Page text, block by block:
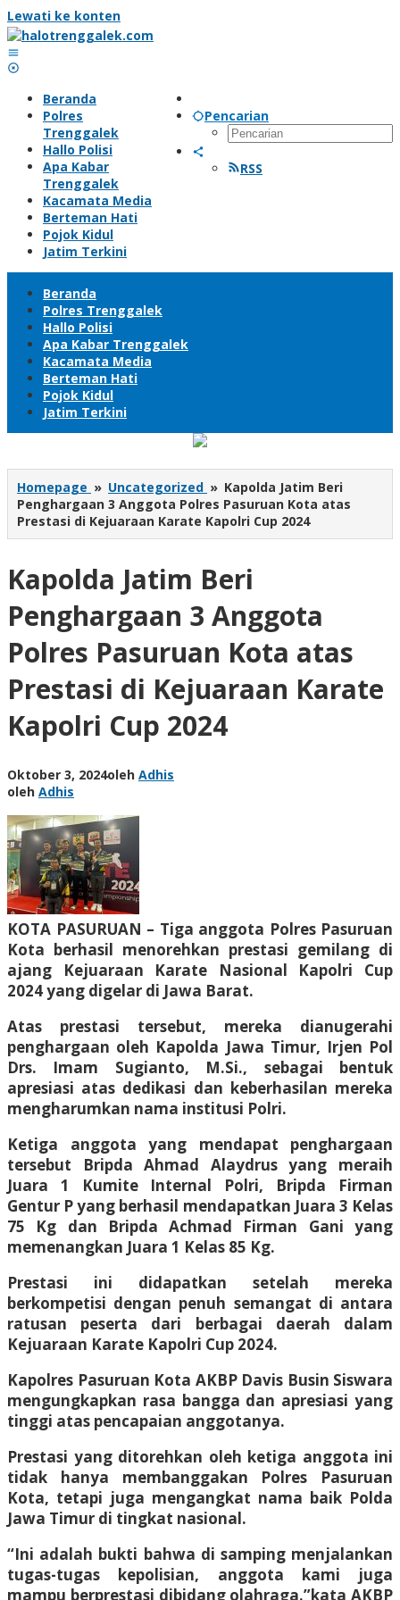
Lewati ke konten
Pencarian
RSS
Beranda
Polres
Trenggalek
Hallo Polisi
Apa Kabar
Trenggalek
Kacamata Media
Berteman Hati
Pojok Kidul
Jatim Terkini
Beranda
Polres Trenggalek
Hallo Polisi
Apa Kabar Trenggalek
Kacamata Media
Berteman Hati
Pojok Kidul
Jatim Terkini
Homepage » Uncategorized » Kapolda Jatim Beri
Penghargaan 3 Anggota Polres Pasuruan Kota atas
Prestasi di Kejuaraan Karate Kapolri Cup 2024
Kapolda Jatim Beri
Penghargaan 3 Anggota
Polres Pasuruan Kota atas
Prestasi di Kejuaraan Karate
Kapolri Cup 2024
Oktober 3, 2024oleh Adhis
oleh Adhis
KOTA PASURUAN – Tiga anggota Polres Pasuruan
Kota berhasil menorehkan prestasi gemilang di
ajang Kejuaraan Karate Nasional Kapolri Cup
2024 yang digelar di Jawa Barat.
Atas prestasi tersebut, mereka dianugerahi
penghargaan oleh Kapolda Jawa Timur, Irjen Pol
Drs. Imam Sugianto, M.Si., sebagai bentuk
apresiasi atas dedikasi dan keberhasilan mereka
mengharumkan nama institusi Polri.
Ketiga anggota yang mendapat penghargaan
tersebut Bripda Ahmad Alaydrus yang meraih
Juara 1 Kumite Internal Polri, Bripda Firman
Gentur P yang berhasil mendapatkan Juara 3 Kelas
75 Kg dan Bripda Achmad Firman Gani yang
memenangkan Juara 1 Kelas 85 Kg.
Prestasi ini didapatkan setelah mereka
berkompetisi dengan penuh semangat di antara
ratusan peserta dari berbagai daerah dalam
Kejuaraan Karate Kapolri Cup 2024.
Kapolres Pasuruan Kota AKBP Davis Busin Siswara
mengungkapkan rasa bangga dan apresiasi yang
tinggi atas pencapaian anggotanya.
Prestasi yang ditorehkan oleh ketiga anggota ini
tidak hanya membanggakan Polres Pasuruan
Kota, tetapi juga mengangkat nama baik Polda
Jawa Timur di tingkat nasional.
“Ini adalah bukti bahwa di samping menjalankan
tugas-tugas kepolisian, anggota kami juga
mampu berprestasi dibidang olahraga.”kata AKBP